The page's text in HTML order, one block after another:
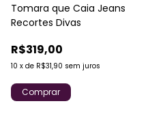
Tomara que Caia Jeans
Recortes Divas
R$319,00
10 x de R$31,90 sem juros
Comprar